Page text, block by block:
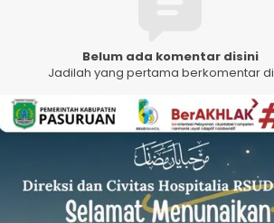
Belum ada komentar disini
Jadilah yang pertama berkomentar